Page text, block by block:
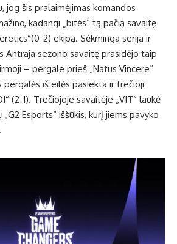
jog šis pralaimėjimas komandos
kadangi „bitės“ tą pačią savaitę
2) ekipą. Sėkminga serija ir
Antraja sezono savaitę prasidėjo taip
– pergale prieš „Natus Vincere“
pergalės iš eilės pasiekta ir trečioji
(2-1). Trečiojoje savaitėje „VIT“ laukė
Esports“ iššūkis, kurį jiems pavyko